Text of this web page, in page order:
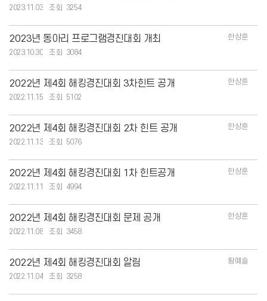
2023.11.03
3254
2023년 동아리 프로그램경진대회 개최
한상훈
2023.10.30
3084
2022년 제4회 해킹경진대회 3차힌트 공개
한상훈
2022.11.15
5102
2022년 제4회 해킹경진대회 2차 힌트 공개
한상훈
2022.11.13
5076
2022년 제4회 해킹경진대회 1차 힌트공개
한상훈
2022.11.11
4994
2022년 제4회 해킹경진대회 문제 공개
한상훈
2022.11.08
3458
2022년 제4회 해킹경진대회 알림
황예슬
2022.11.04
3258